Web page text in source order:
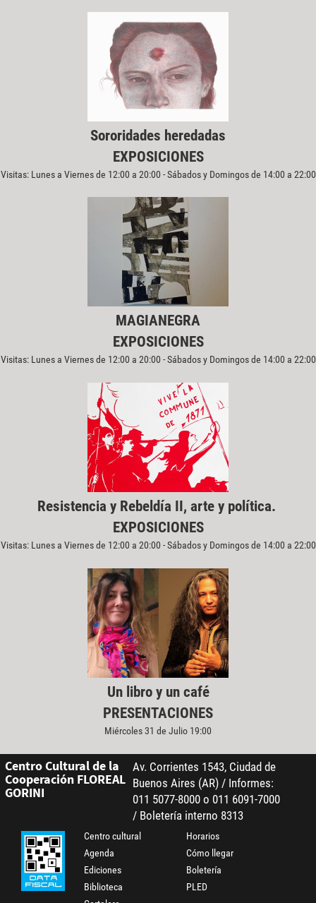
Sororidades heredadas
EXPOSICIONES
Visitas: Lunes a Viernes de 12:00 a 20:00 - Sábados y Domingos de 14:00 a 22:00
MAGIANEGRA
EXPOSICIONES
Visitas: Lunes a Viernes de 12:00 a 20:00 - Sábados y Domingos de 14:00 a 22:00
Resistencia y Rebeldía II, arte y política.
EXPOSICIONES
Visitas: Lunes a Viernes de 12:00 a 20:00 - Sábados y Domingos de 14:00 a 22:00
Un libro y un café
PRESENTACIONES
Miércoles 31 de Julio 19:00
Centro Cultural de la
Cooperación FLOREAL
GORINI
Av. Corrientes 1543, Ciudad de
Buenos Aires (AR) / Informes:
011 5077-8000 o 011 6091-7000
/ Boletería interno 8313
Centro cultural
Agenda
Ediciones
Biblioteca
Horarios
Cómo llegar
Boletería
PLED